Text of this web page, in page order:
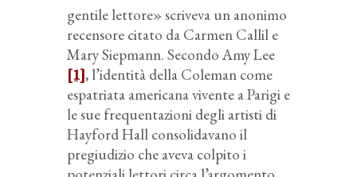
gentile lettore» scriveva un anonimo
recensore citato da Carmen Callil e
Mary Siepmann. Secondo Amy Lee
[1], l’identità della Coleman come
espatriata americana vivente a Parigi e
le sue frequentazioni degli artisti di
Hayford Hall consolidavano il
pregiudizio che aveva colpito i